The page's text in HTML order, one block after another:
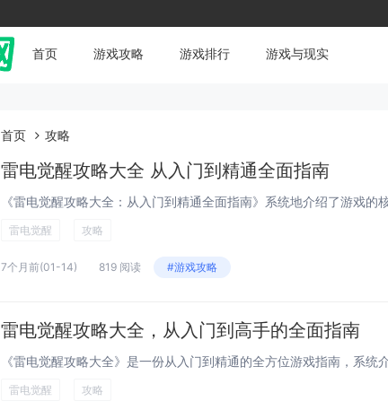
首页 游戏攻略 游戏排行 游戏与现实
首页 攻略
雷电觉醒攻略大全 从入门到精通全面指南
雷电觉醒 攻略
7个月前(01-14) 819 阅读 #游戏攻略
雷电觉醒攻略大全，从入门到高手的全面指南
雷电觉醒 攻略